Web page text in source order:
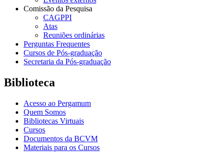
Comissão da Pesquisa
CAGPPI
Atas
Reuniões ordinárias
Perguntas Frequentes
Cursos de Pós-graduação
Secretaria da Pós-graduação
Biblioteca
Acesso ao Pergamum
Quem Somos
Bibliotecas Virtuais
Cursos
Documentos da BCVM
Materiais para os Cursos